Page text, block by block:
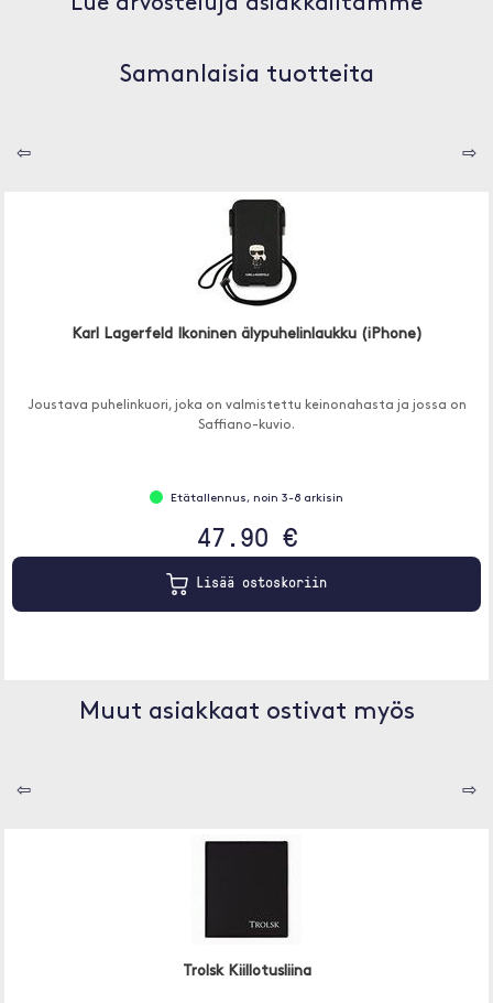
Samanlaisia tuotteita
⇦ ⇨
Karl Lagerfeld Ikoninen älypuhelinlaukku (iPhone)
Joustava puhelinkuori, joka on valmistettu keinonahasta ja jossa on
Saffiano-kuvio.
Etätallennus, noin 3-8 arkisin
47.90 €
Lisää ostoskoriin
Muut asiakkaat ostivat myös
⇦ ⇨
Trolsk Kiillotusliina